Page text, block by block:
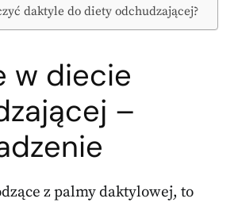
daktyle do diety odchudzającej?
w diecie
–
z palmy daktylowej, to